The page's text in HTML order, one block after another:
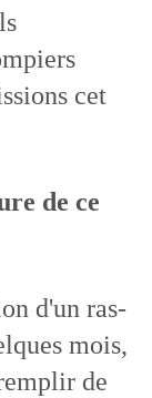
cet
de ce
d'un ras-
mois,
de